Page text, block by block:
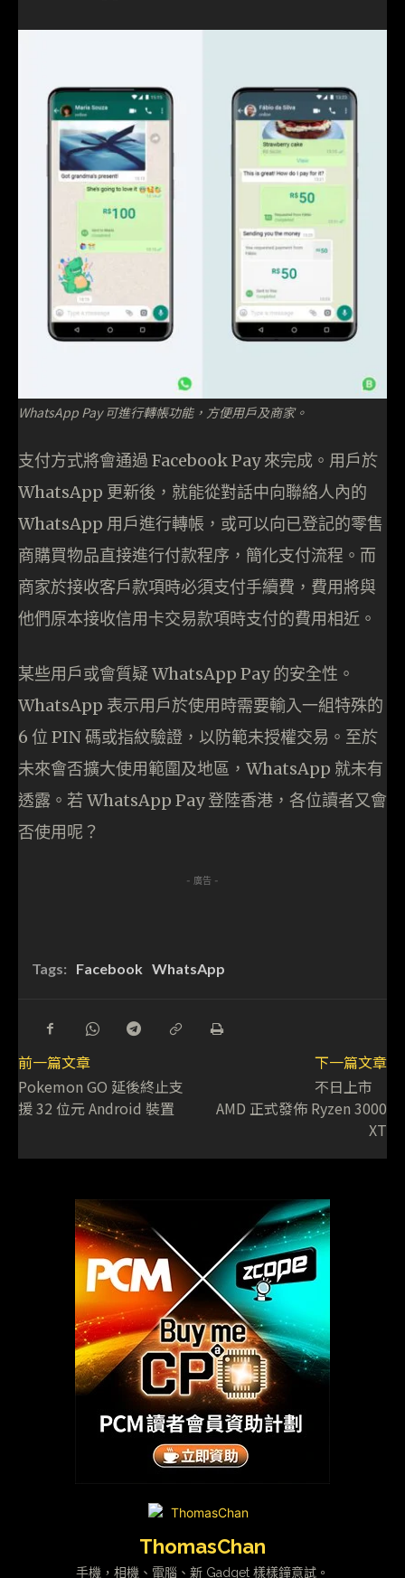
WhatsApp Pay 可進行轉帳功能，方便用戶及商家。
支付方式將會通過 Facebook Pay 來完成。用戶於
WhatsApp 更新後，就能從對話中向聯絡人內的
WhatsApp 用戶進行轉帳，或可以向已登記的零售
商購買物品直接進行付款程序，簡化支付流程。而
商家於接收客戶款項時必須支付手續費，費用將與
他們原本接收信用卡交易款項時支付的費用相近。
某些用戶或會質疑 WhatsApp Pay 的安全性。
WhatsApp 表示用戶於使用時需要輸入一組特殊的
6 位 PIN 碼或指紋驗證，以防範未授權交易。至於
未來會否擴大使用範圍及地區，WhatsApp 就未有
透露。若 WhatsApp Pay 登陸香港，各位讀者又會
否使用呢？
- 廣告 -
Tags: Facebook WhatsApp
前一篇文章
Pokemon GO 延後終止支
援 32 位元 Android 裝置
下一篇文章
不日上市
AMD 正式發佈 Ryzen 3000
XT
ThomasChan
手機，相機、電腦、新 Gadget 樣樣鐘意試。